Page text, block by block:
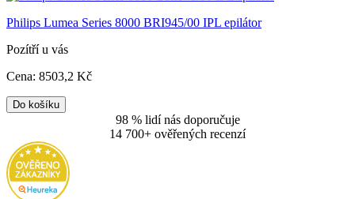
Philips Lumea Series 8000 BRI945/00 IPL epilátor
Pozítří u vás
Cena: 8503,2 Kč
Do košíku
98 % lidí nás doporučuje
14 700+ ověřených recenzí